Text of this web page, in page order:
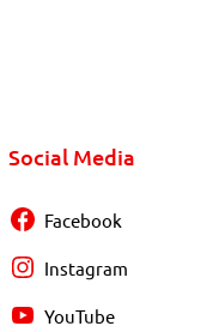
Social Media
Facebook
Instagram
YouTube